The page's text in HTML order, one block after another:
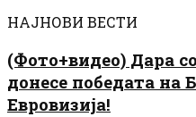
НАЈНОВИ ВЕСТИ
(Фото+видео) Дара
донесе победата на
Евровизија!